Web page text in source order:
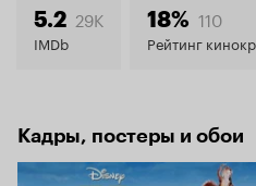
5.2 29K
IMDb
18% 110
Рейтинг
Кадры, постеры и обои